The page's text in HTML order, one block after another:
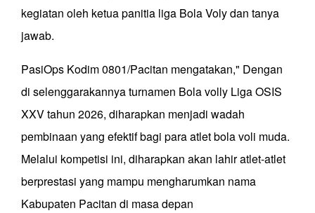
kegiatan oleh ketua panitia liga Bola Voly dan tanya
jawab.
PasiOps Kodim 0801/Pacitan mengatakan," Dengan
di selenggarakannya turnamen Bola volly Liga OSIS
XXV tahun 2026, diharapkan menjadi wadah
pembinaan yang efektif bagi para atlet bola voli muda.
Melalui kompetisi ini, diharapkan akan lahir atlet-atlet
berprestasi yang mampu mengharumkan nama
Kabupaten Pacitan di masa depan